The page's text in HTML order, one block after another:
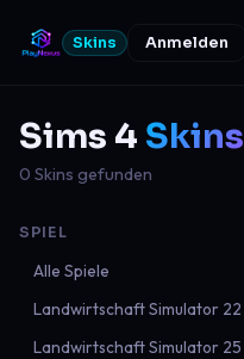
Skins Anmelden
Sims 4 Skins
0 Skins gefunden
SPIEL
Alle Spiele
Landwirtschaft Simulator 22
Landwirtschaft Simulator 25